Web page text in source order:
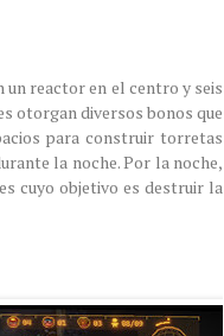
un reactor en el centro y seis
otorgan diversos bonos que
para construir torretas
la noche. Por la noche,
cuyo objetivo es destruir la